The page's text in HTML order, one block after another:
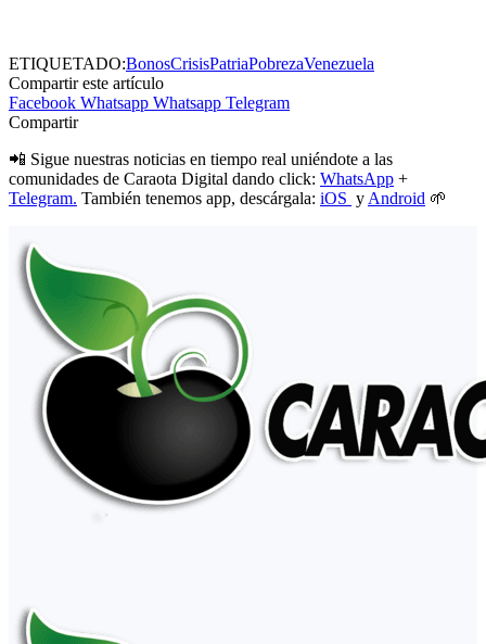
ETIQUETADO:BonosCrisisPatriaPobrezaVenezuela
Compartir este artículo
Facebook Whatsapp Whatsapp Telegram
Compartir
📲 Sigue nuestras noticias en tiempo real uniéndote a las
comunidades de Caraota Digital dando click: WhatsApp +
Telegram. También tenemos app, descárgala: iOS y Android 🌱